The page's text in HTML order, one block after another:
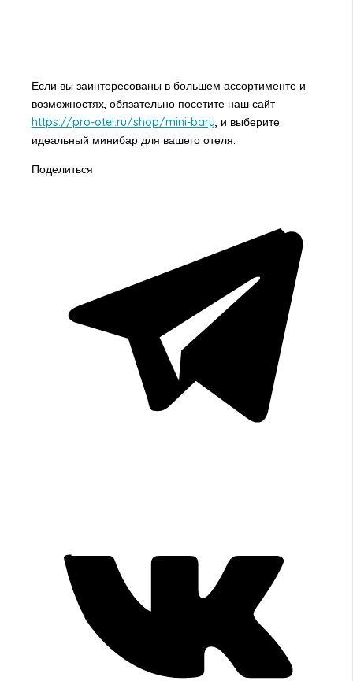
Если вы заинтересованы в большем ассортименте и
возможностях, обязательно посетите наш сайт
https://pro-otel.ru/shop/mini-bary, и выберите
идеальный минибар для вашего отеля.
Поделиться